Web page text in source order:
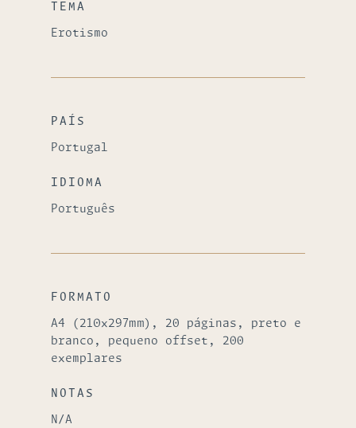
TEMA
Erotismo
PAÍS
Portugal
IDIOMA
Português
FORMATO
A4 (210x297mm), 20 páginas, preto e
branco, pequeno offset, 200
exemplares
NOTAS
N/A